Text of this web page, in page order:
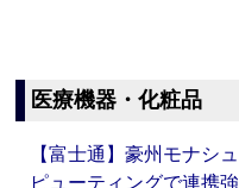
医療機器・化粧品
【富士通】豪州モナシ
ピューティングで連携